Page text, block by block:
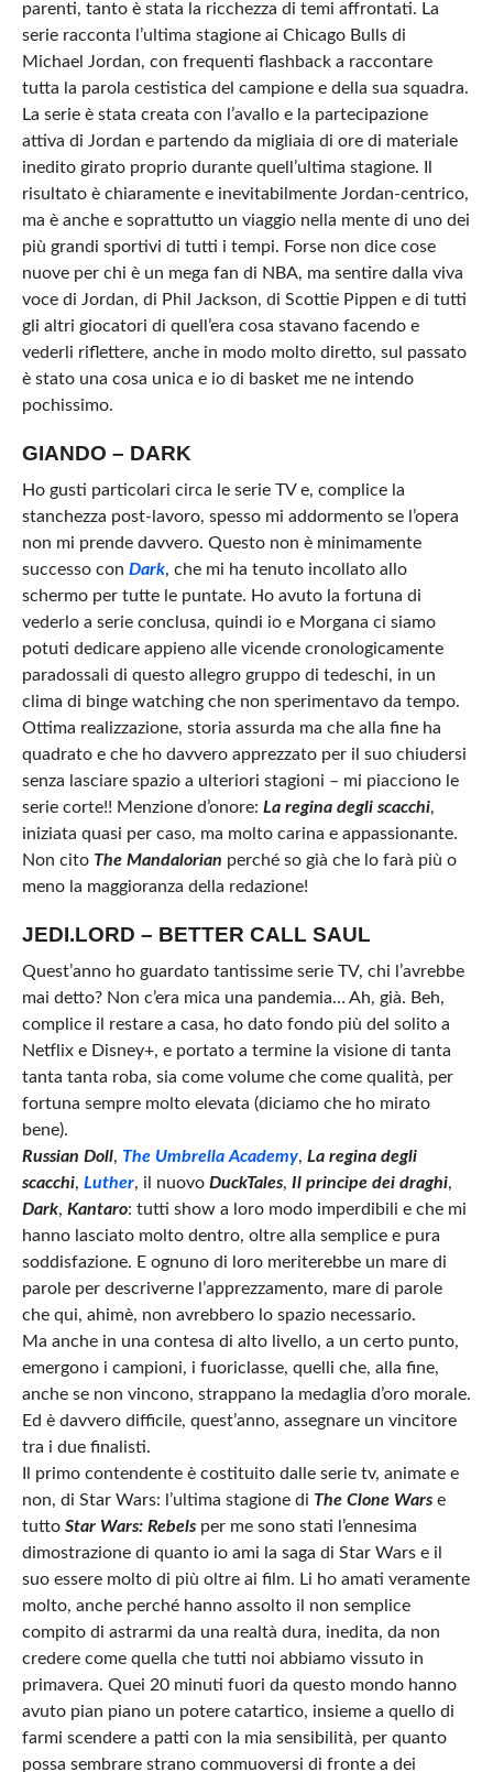
parenti, tanto è stata la ricchezza di temi affrontati. La
serie racconta l’ultima stagione ai Chicago Bulls di
Michael Jordan, con frequenti flashback a raccontare
tutta la parola cestistica del campione e della sua squadra.
La serie è stata creata con l’avallo e la partecipazione
attiva di Jordan e partendo da migliaia di ore di materiale
inedito girato proprio durante quell’ultima stagione. Il
risultato è chiaramente e inevitabilmente Jordan-centrico,
ma è anche e soprattutto un viaggio nella mente di uno dei
più grandi sportivi di tutti i tempi. Forse non dice cose
nuove per chi è un mega fan di NBA, ma sentire dalla viva
voce di Jordan, di Phil Jackson, di Scottie Pippen e di tutti
gli altri giocatori di quell’era cosa stavano facendo e
vederli riflettere, anche in modo molto diretto, sul passato
è stato una cosa unica e io di basket me ne intendo
pochissimo.
GIANDO – DARK
Ho gusti particolari circa le serie TV e, complice la
stanchezza post-lavoro, spesso mi addormento se l’opera
non mi prende davvero. Questo non è minimamente
successo con Dark, che mi ha tenuto incollato allo
schermo per tutte le puntate. Ho avuto la fortuna di
vederlo a serie conclusa, quindi io e Morgana ci siamo
potuti dedicare appieno alle vicende cronologicamente
paradossali di questo allegro gruppo di tedeschi, in un
clima di binge watching che non sperimentavo da tempo.
Ottima realizzazione, storia assurda ma che alla fine ha
quadrato e che ho davvero apprezzato per il suo chiudersi
senza lasciare spazio a ulteriori stagioni – mi piacciono le
serie corte!! Menzione d’onore: La regina degli scacchi,
iniziata quasi per caso, ma molto carina e appassionante.
Non cito The Mandalorian perché so già che lo farà più o
meno la maggioranza della redazione!
JEDI.LORD – BETTER CALL SAUL
Quest’anno ho guardato tantissime serie TV, chi l’avrebbe
mai detto? Non c’era mica una pandemia… Ah, già. Beh,
complice il restare a casa, ho dato fondo più del solito a
Netflix e Disney+, e portato a termine la visione di tanta
tanta tanta roba, sia come volume che come qualità, per
fortuna sempre molto elevata (diciamo che ho mirato
bene).
Russian Doll, The Umbrella Academy, La regina degli
scacchi, Luther, il nuovo DuckTales, Il principe dei draghi,
Dark, Kantaro: tutti show a loro modo imperdibili e che mi
hanno lasciato molto dentro, oltre alla semplice e pura
soddisfazione. E ognuno di loro meriterebbe un mare di
parole per descriverne l’apprezzamento, mare di parole
che qui, ahimè, non avrebbero lo spazio necessario.
Ma anche in una contesa di alto livello, a un certo punto,
emergono i campioni, i fuoriclasse, quelli che, alla fine,
anche se non vincono, strappano la medaglia d’oro morale.
Ed è davvero difficile, quest’anno, assegnare un vincitore
tra i due finalisti.
Il primo contendente è costituito dalle serie tv, animate e
non, di Star Wars: l’ultima stagione di The Clone Warse
tutto Star Wars: Rebelsper me sono stati l’ennesima
dimostrazione di quanto io ami la saga di Star Wars e il
suo essere molto di più oltre ai film. Li ho amati veramente
molto, anche perché hanno assolto il non semplice
compito di astrarmi da una realtà dura, inedita, da non
credere come quella che tutti noi abbiamo vissuto in
primavera. Quei 20 minuti fuori da questo mondo hanno
avuto pian piano un potere catartico, insieme a quello di
farmi scendere a patti con la mia sensibilità, per quanto
possa sembrare strano commuoversi di fronte a dei